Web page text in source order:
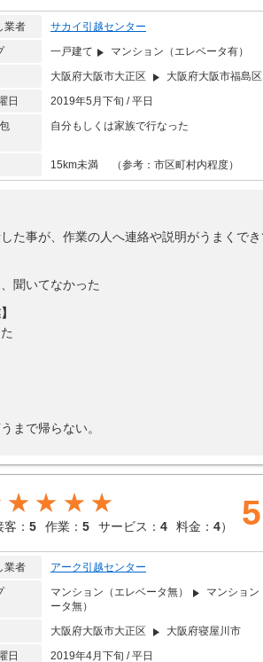
業者
サカイ引越センター
一戸建て
マンション（エレベータ有）
大阪府大阪市大正区
大阪府大阪市福島区
日
2019年5月下旬 / 平日
自分もしくは家族で行なった
15km未満 （参考：市区町村内程度）
た事が、作業の人へ連絡や説明がうまくで
聞いてなかった
まで帰らない。
客： 5 作業： 5 サービス： 4 料金： 4） 5
業者
アーク引越センター
マンション（エレベータ無）
マンション
ータ無）
大阪府大阪市大正区
大阪府寝屋川市
日
2019年4月下旬 / 平日